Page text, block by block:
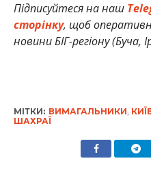
Підписуйтеся на наш
сторінку, щоб
новини БІГ-регіону (Буча,
МІТКИ: ВИМАГАЛЬНИКИ,
ШАХРАЇ